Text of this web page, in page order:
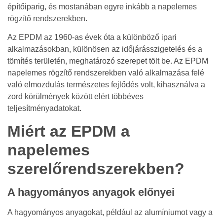
építőiparig, és mostanában egyre inkább a napelemes
rögzítő rendszerekben.
Az EPDM az 1960-as évek óta a különböző ipari
alkalmazásokban, különösen az időjárásszigetelés és a
tömítés területén, meghatározó szerepet tölt be. Az EPDM
napelemes rögzítő rendszerekben való alkalmazása felé
való elmozdulás természetes fejlődés volt, kihasználva a
zord körülmények között elért többéves
teljesítményadatokat.
Miért az EPDM a
napelemes
szerelőrendszerekben?
A hagyományos anyagok előnyei
A hagyományos anyagokat, például az alumíniumot vagy a